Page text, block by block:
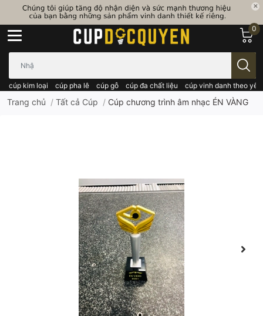
cúp kim loại cúp pha lê cúp gỗ cúp đa chất liệu cúp vinh danh theo
0
Trang chủ / Tất cả Cúp / Cúp chương trình âm nhạc ÉN VÀNG